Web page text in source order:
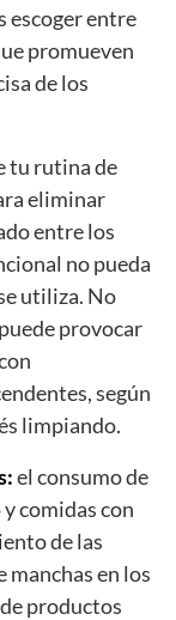
escoger entre
promueven
de los
tu rutina de
eliminar
entre los
no pueda
utiliza. No
provocar
según
limpiando.
el consumo de
comidas con
de las
manchas en los
productos